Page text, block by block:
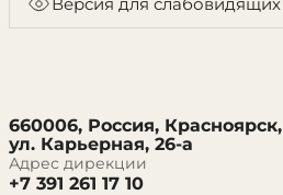
660006, Россия, Красноярск,
ул. Карьерная, 26-а
Адрес дирекции
+7 391 261 17 10